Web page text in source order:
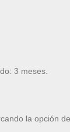
3 meses.
la opción